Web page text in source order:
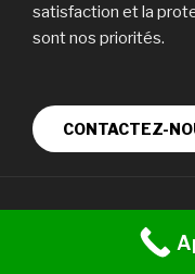
satisfaction et la
sont nos priorités.
CONTACTEZ-